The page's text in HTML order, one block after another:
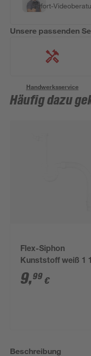
Sofort-
Unsere passenden
Handwerksservice
Häufig dazu
Flex-Siphon
Kunststoff weiß 1
x 40/50 mm
9,99 €
Beschreibung